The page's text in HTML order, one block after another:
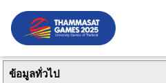
ข้อมูลทั่วไป